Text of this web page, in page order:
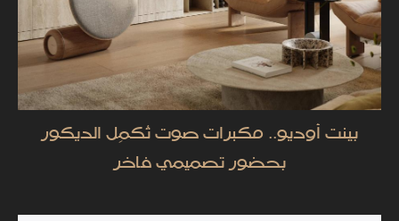
بينت أوديو.. مكبرات صوت تُكمِل الديكور
بحضور تصميمي فاخر